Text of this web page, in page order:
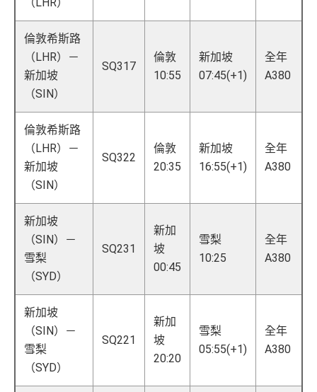
倫敦希斯路
（LHR）－
新加坡
（SIN）
SQ317
倫敦
10:55
新加坡
07:45(+1)
全年
A380
倫敦希斯路
（LHR）－
新加坡
（SIN）
SQ322
倫敦
20:35
新加坡
16:55(+1)
全年
A380
新加坡
（SIN）－
雪梨
（SYD）
SQ231
新加
坡
00:45
雪梨
10:25
全年
A380
新加坡
（SIN）－
雪梨
（SYD）
SQ221
新加
坡
20:20
雪梨
05:55(+1)
全年
A380